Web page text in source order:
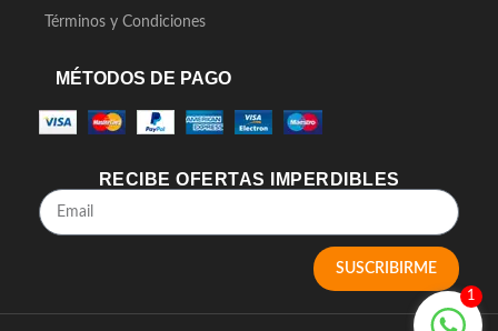
Términos y Condiciones
MÉTODOS DE PAGO
RECIBE OFERTAS IMPERDIBLES
SUSCRIBIRME
1